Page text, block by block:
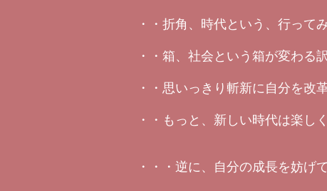
・・折角、時代という、行って
・・箱、社会という箱が変わる
・・思いっきり斬新に自分を改
・・もっと、新しい時代は楽し
・・・逆に、自分の成長を妨げ